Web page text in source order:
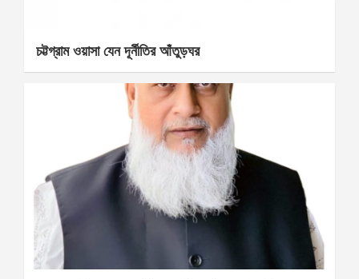
চট্টগ্রাম ওয়াসা যেন দূর্নীতির আঁতুড়ঘর